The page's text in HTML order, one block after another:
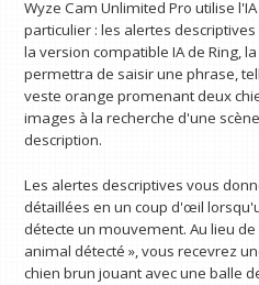
Wyze Cam Unlimited Pro utilise
particulier : les alertes
la version compatible IA de Ring,
permettra de saisir une phrase,
veste orange promenant deux
images à la recherche d'une
description.
Les alertes descriptives vous
détaillées en un coup d'œil
détecte un mouvement. Au lieu
animal détecté », vous recevrez
chien brun jouant avec une balle